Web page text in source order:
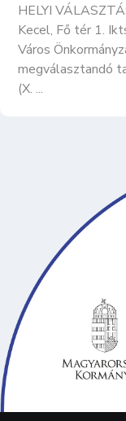
HELYI
Kecel, Fő tér 1.
Város
megválasztandó
(X. ...